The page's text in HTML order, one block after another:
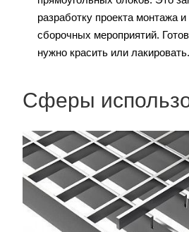
разработку проекта монтажа
сборочных мероприятий.
нужно красить или лакировать.
Сферы